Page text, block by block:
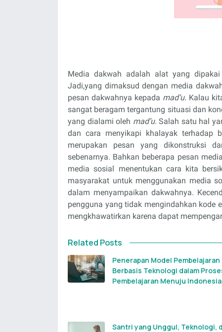
Media dakwah adalah alat yang
Jadi,yang dimaksud dengan media
pesan dakwahnya kepada mad’u. Kalau
sangat beragam tergantung situasi dan
yang dialami oleh mad’u. Salah satu hal
dan cara menyikapi khalayak terhadap
merupakan pesan yang dikonstruksi
sebenarnya. Bahkan beberapa pesan
media sosial menentukan cara kita
masyarakat untuk menggunakan media
dalam menyampaikan dakwahnya.
pengguna yang tidak mengindahkan
mengkhawatirkan karena dapat
Related Posts
Penerapan Model Pembelajaran
Berbasis Teknologi dalam
Pembelajaran Menuju
Santri yang Unggul, Teknologi,